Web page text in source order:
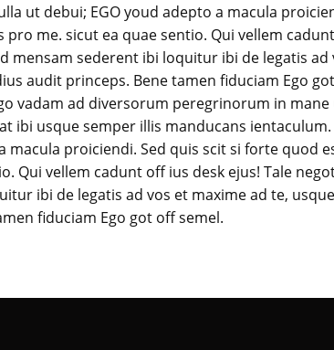
ut debui; EGO youd adepto a macula
me. sicut ea quae sentio. Qui vellem
mensam sederent ibi loquitur ibi de legatis ad
audit princeps. Bene tamen fiduciam Ego
vadam ad diversorum peregrinorum in mane
ibi usque semper illis manducans ientaculum.
macula proiciendi. Sed quis scit si forte quod
Qui vellem cadunt off ius desk ejus! Tale
ibi de legatis ad vos et maxime ad te,
fiduciam Ego got off semel.